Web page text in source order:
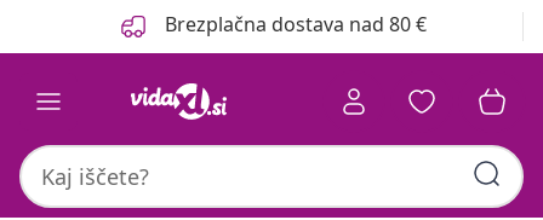
Brezplačna dostava nad 80 €